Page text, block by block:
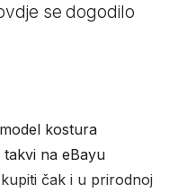
se dogodilo
kostura
na eBayu
čak i u prirodnoj